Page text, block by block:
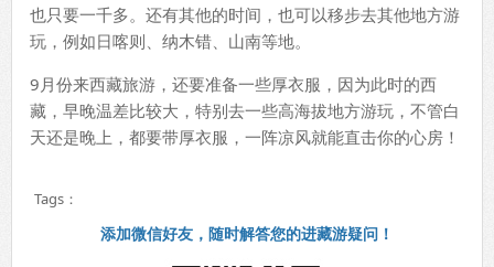
也只要一千多。还有其他的时间，也可以移步去其他地方游
玩，例如日喀则、纳木错、山南等地。
9月份来西藏旅游，还要准备一些厚衣服，因为此时的西
藏，早晚温差比较大，特别去一些高海拔地方游玩，不管白
天还是晚上，都要带厚衣服，一阵凉风就能直击你的心房！
Tags：
添加微信好友，随时解答您的进藏游疑问！